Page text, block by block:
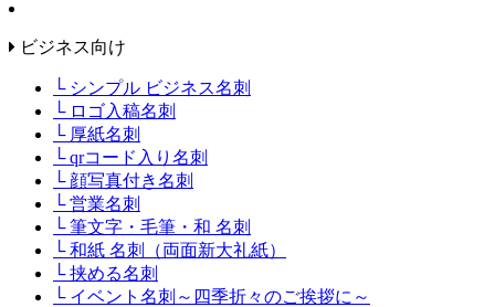
ビジネス向け
└ シンプル ビジネス名刺
└ ロゴ入稿名刺
└ 厚紙名刺
└ qrコード入り名刺
└ 顔写真付き名刺
└ 営業名刺
└ 筆文字・毛筆・和 名刺
└ 和紙 名刺（両面新大礼紙）
└ 挟める名刺
└ イベント名刺～四季折々のご挨拶に～